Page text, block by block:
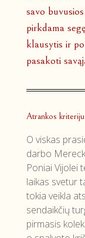
savo
pirkdama
klausytis ir
pasakoti
Atrankos
O viskas
darbo
Poniai Vijolei
laikas svetur
tokia veikla
sendaikčių
pirmasis